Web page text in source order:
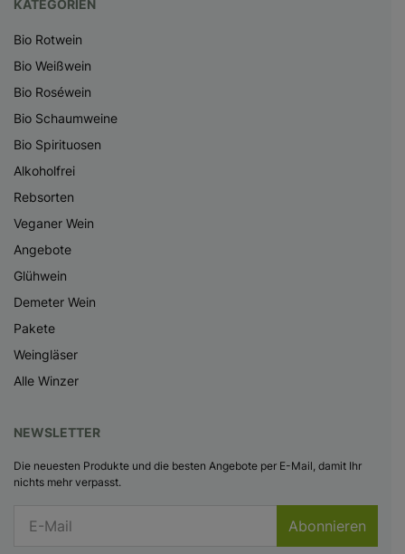
KATEGORIEN
Bio Rotwein
Bio Weißwein
Bio Roséwein
Bio Schaumweine
Bio Spirituosen
Alkoholfrei
Rebsorten
Veganer Wein
Angebote
Glühwein
Demeter Wein
Pakete
Weingläser
Alle Winzer
NEWSLETTER
Die neuesten Produkte und die besten Angebote per E-Mail, damit Ihr
nichts mehr verpasst.
Abonnieren